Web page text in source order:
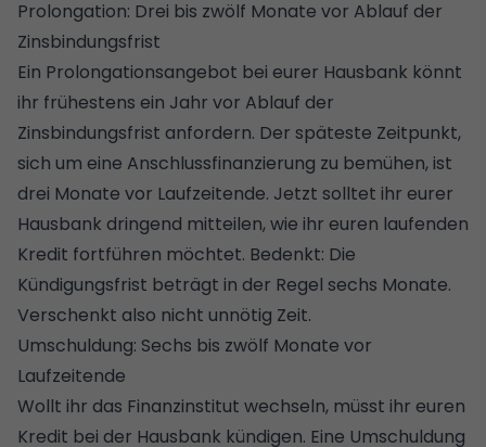
Prolongation: Drei bis zwölf Monate vor Ablauf der
Zinsbindungsfrist
Ein Prolongationsangebot bei eurer Hausbank könnt
ihr frühestens ein Jahr vor Ablauf der
Zinsbindungsfrist anfordern. Der späteste Zeitpunkt,
sich um eine Anschlussfinanzierung zu bemühen, ist
drei Monate vor Laufzeitende. Jetzt solltet ihr eurer
Hausbank dringend mitteilen, wie ihr euren laufenden
Kredit fortführen möchtet. Bedenkt: Die
Kündigungsfrist beträgt in der Regel sechs Monate.
Verschenkt also nicht unnötig Zeit.
Umschuldung: Sechs bis zwölf Monate vor
Laufzeitende
Wollt ihr das Finanzinstitut wechseln, müsst ihr euren
Kredit bei der Hausbank kündigen. Eine Umschuldung